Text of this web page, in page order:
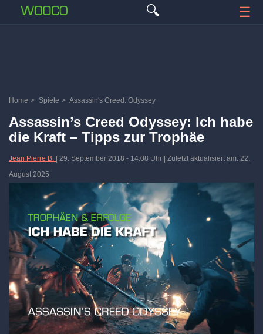
🔍 ☰
Home > Spiele > Assassin's Creed: Odyssey
Assassin’s Creed Odyssey: Ich habe
die Kraft – Tipps zur Trophäe
Jean Pierre B. 29. September 2018 - 14:08 Uhr | Zuletzt aktualisiert am: 22.
August 2025